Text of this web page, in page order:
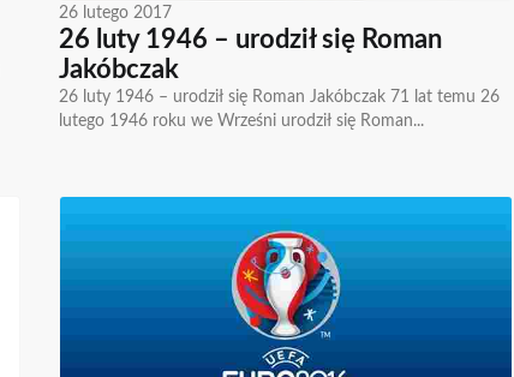
26 lutego 2017
26 luty 1946 – urodził się Roman
Jakóbczak
26 luty 1946 – urodził się Roman Jakóbczak 71 lat temu 26
lutego 1946 roku we Wrześni urodził się Roman...